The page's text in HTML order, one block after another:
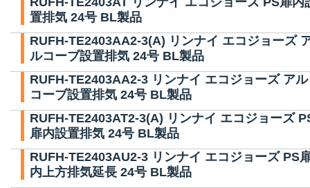
置排気 24号 BL製品
RUFH-TE2403AA2-3(A) リンナイ エコジョーズ
ルコーブ設置排気 24号 BL製品
RUFH-TE2403AA2-3 リンナイ エコジョーズ アル
コーブ設置排気 24号 BL製品
RUFH-TE2403AT2-3(A) リンナイ エコジョーズ
扉内設置排気 24号 BL製品
RUFH-TE2403AU2-3 リンナイ エコジョーズ PS
内上方排気延長 24号 BL製品